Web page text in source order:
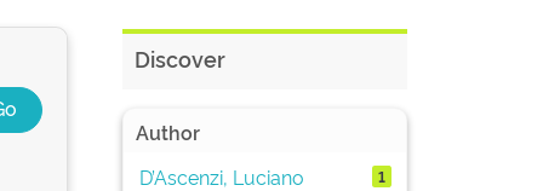
Discover
Author
D’Ascenzi, Luciano
1